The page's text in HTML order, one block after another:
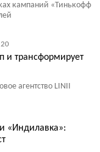
кампаний «Тинькофф
20
и трансформирует
агентство LINII
«Индилавка»: